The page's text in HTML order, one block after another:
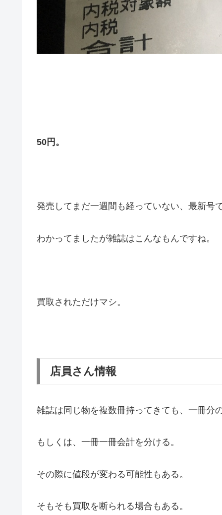
50円。
発売してまだ一週間も経っていない、最新号
わかってましたが雑誌はこんなもんですね。
買取されただけマシ。
店員さん情報
雑誌は同じ物を複数冊持ってきても、一冊分
もしくは、一冊一冊会計を分ける。
その際に値段が変わる可能性もある。
そもそも買取を断られる場合もある。